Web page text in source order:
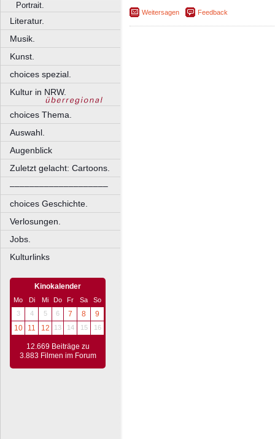
Portrait.
Literatur.
Musik.
Kunst.
choices spezial.
Kultur in NRW.
choices Thema.
Auswahl.
Augenblick
Zuletzt gelacht: Cartoons.
––––––––––––––––––––
choices Geschichte.
Verlosungen.
Jobs.
Kulturlinks
Kinokalender
Mo Di Mi Do Fr Sa
So
3
4 5 6 7 8
9
10
11 12 13 14 15 16
12.669 Beiträge zu
3.883 Filmen im Forum
Weitersagen Feedback